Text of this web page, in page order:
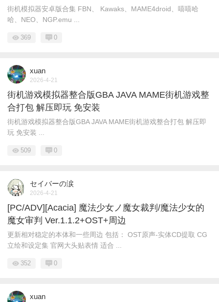
街机模拟器安卓版合集 FBN、 Kawaks、MAME4droid、嘻嘻哈
哈、NEO、NGP.emu ...
369 0
xuan
2026-4-21
街机游戏模拟器整合版GBA JAVA MAME街机游戏整
合打包 解压即玩 免安装
街机游戏模拟器整合版GBA JAVA MAME街机游戏整合打包 解压即
玩 免安装 ...
509 0
セイバーの涙
2026-4-21
[PC/ADV][Acacia] 魔法少女ノ魔女裁判/魔法少女的
魔女审判 Ver.1.1.2+OST+周边
更新相对稳定的本体和一些周边 包括： OST原声-实体CD提取 CG
立绘和设定集 官网大头贴表情 适合 ...
352 0
xuan